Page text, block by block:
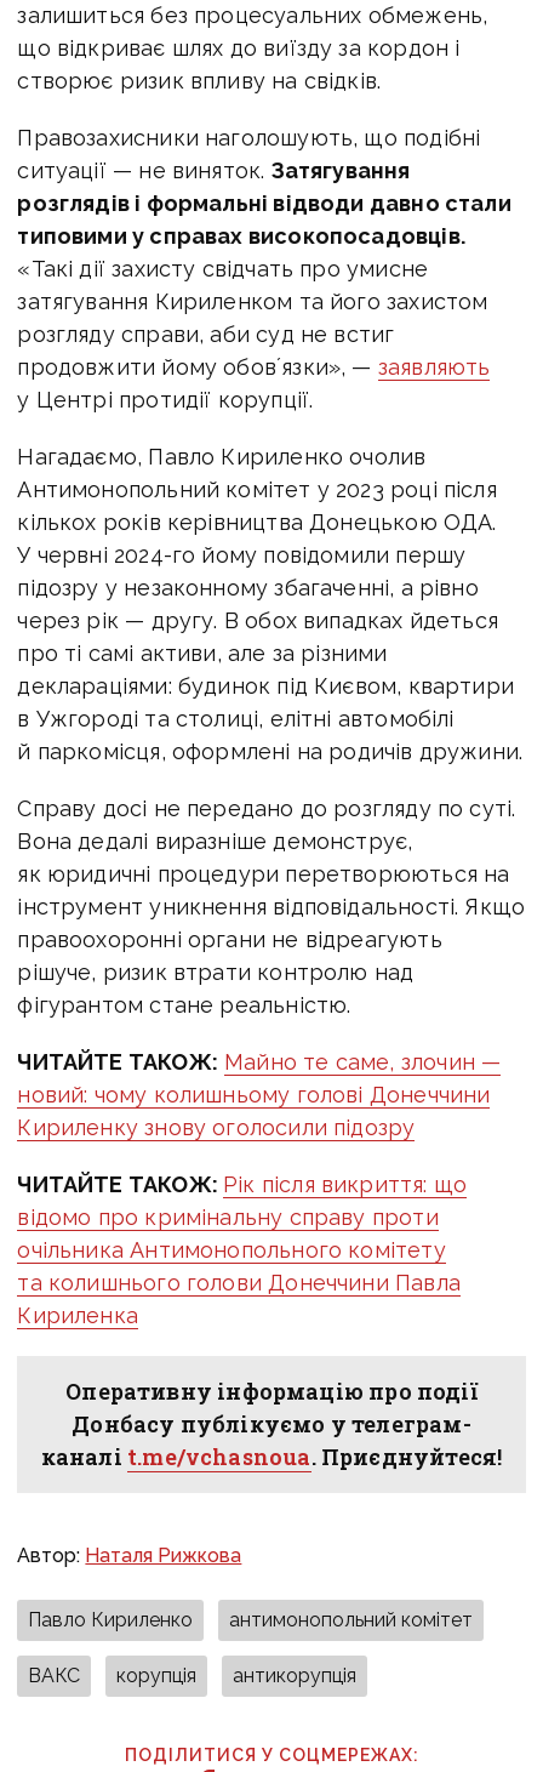
залишиться без процесуальних обмежень,
що відкриває шлях до виїзду за кордон і
створює ризик впливу на свідків.
Правозахисники наголошують, що подібні
ситуації — не виняток. Затягування
розглядів і формальні відводи давно стали
типовими у справах високопосадовців.
«Такі дії захисту свідчать про умисне
затягування Кириленком та його захистом
розгляду справи, аби суд не встиг
продовжити йому обовʼязки», — заявляють
у Центрі протидії корупції.
Нагадаємо, Павло Кириленко очолив
Антимонопольний комітет у 2023 році після
кількох років керівництва Донецькою ОДА.
У червні 2024-го йому повідомили першу
підозру у незаконному збагаченні, а рівно
через рік — другу. В обох випадках йдеться
про ті самі активи, але за різними
деклараціями: будинок під Києвом, квартири
в Ужгороді та столиці, елітні автомобілі
й паркомісця, оформлені на родичів дружини.
Справу досі не передано до розгляду по суті.
Вона дедалі виразніше демонструє,
як юридичні процедури перетворюються на
інструмент уникнення відповідальності. Якщо
правоохоронні органи не відреагують
рішуче, ризик втрати контролю над
фігурантом стане реальністю.
ЧИТАЙТЕ ТАКОЖ: Майно те саме, злочин —
новий: чому колишньому голові Донеччини
Кириленку знову оголосили підозру
ЧИТАЙТЕ ТАКОЖ: Рік після викриття: що
відомо про кримінальну справу проти
очільника Антимонопольного комітету
та колишнього голови Донеччини Павла
Кириленка
Оперативну інформацію про події
Донбасу публікуємо у телеграм-
каналі t.me/vchasnoua. Приєднуйтеся!
Автор: Наталя Рижкова
Павло Кириленко антимонопольний комітет
ВАКС корупція антикорупція
ПОДІЛИТИСЯ У СОЦМЕРЕЖАХ: